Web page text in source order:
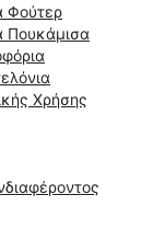
Φούτερ
Πουκάμισα
Χρήσης